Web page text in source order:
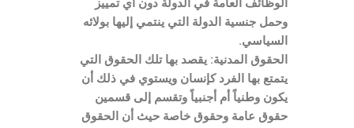
الوظائف العامة في الدولة دون أي تمييز
وحمل جنسية الدولة التي ينتمي إليها بولائه
السياسي.
الحقوق المدنية: يقصد بها تلك الحقوق التي
يتمتع بها الفرد كإنسان ويستوي في ذلك أن
يكون وطنياً أم أجنبياً وتقسم إلى قسمين
حقوق عامة وحقوق خاصة حيث أن الحقوق